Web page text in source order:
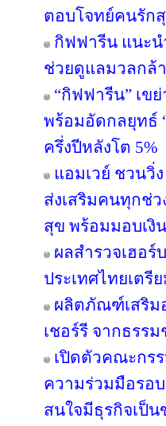
ตอบโจทย์คนรัก
กิฟฟารีน แนะน
ช่วยดูแลมวลกล้
“กิฟฟารีน” เข
พร้อมอัดกลยุทธ์
ครึ่งปีหลังโต 5%
แอมเวย์ ชวนวิ่
ส่งเสริมคนทุกช่
สุข พร้อมมอบเงิ
ผลสำรวจเฮอร์
ประเทศไทยเตรี
ผลิตภัณฑ์เสริม
เชอร์รี จากธรร
เปิดตัวคณะกร
ความร่วมมือรอ
สนใจมีธุรกิจเป็น